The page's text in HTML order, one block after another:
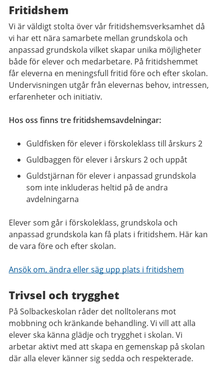
Fritidshem
Vi är väldigt stolta över vår fritidshemsverksamhet då
vi har ett nära samarbete mellan grundskola och
anpassad grundskola vilket skapar unika möjligheter
både för elever och medarbetare. På fritidshemmet
får eleverna en meningsfull fritid före och efter skolan.
Undervisningen utgår från elevernas behov, intressen,
erfarenheter och initiativ.
Hos oss finns tre fritidshemsavdelningar:
Guldfisken för elever i förskoleklass till årskurs 2
Guldbaggen för elever i årskurs 2 och uppåt
Guldstjärnan för elever i anpassad grundskola
som inte inkluderas heltid på de andra
avdelningarna
Elever som går i förskoleklass, grundskola och
anpassad grundskola kan få plats i fritidshem. Här kan
de vara före och efter skolan.
Ansök om, ändra eller säg upp plats i fritidshem
Trivsel och trygghet
På Solbackeskolan råder det nolltolerans mot
mobbning och kränkande behandling. Vi vill att alla
elever ska känna glädje och trygghet i skolan. Vi
arbetar aktivt med att skapa en gemenskap på skolan
där alla elever känner sig sedda och respekterade.